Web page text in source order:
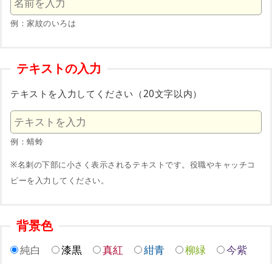
例：家紋のいろは
テキストの入力
テキストを入力してください（20文字以内）
例：蜻蛉
※名刺の下部に小さく表示されるテキストです。役職やキャッチコ
ピーを入力してください。
背景色
純白 漆黒 真紅 紺青 柳緑 今紫